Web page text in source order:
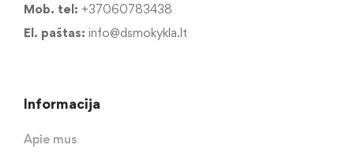
Mob. tel: +37060783438
El. paštas: info@dsmokykla.lt
Informacija
Apie mus